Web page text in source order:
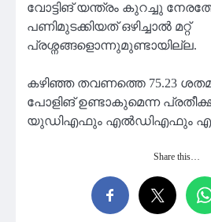
വോട്ടിങ് യന്ത്രം കുറച്ചു
പണിമുടക്കിയത് ഒഴിച്ചാല്‍ മറ്റ്
പ്രശ്നങ്ങളൊന്നുമുണ്ടായില്ല.
കഴിഞ്ഞ തവണത്തെ 75.23
പോളിങ് ഉണ്ടാകുമെന്ന
യുഡിഎഫും എല്‍ഡിഎഫും
Share this…